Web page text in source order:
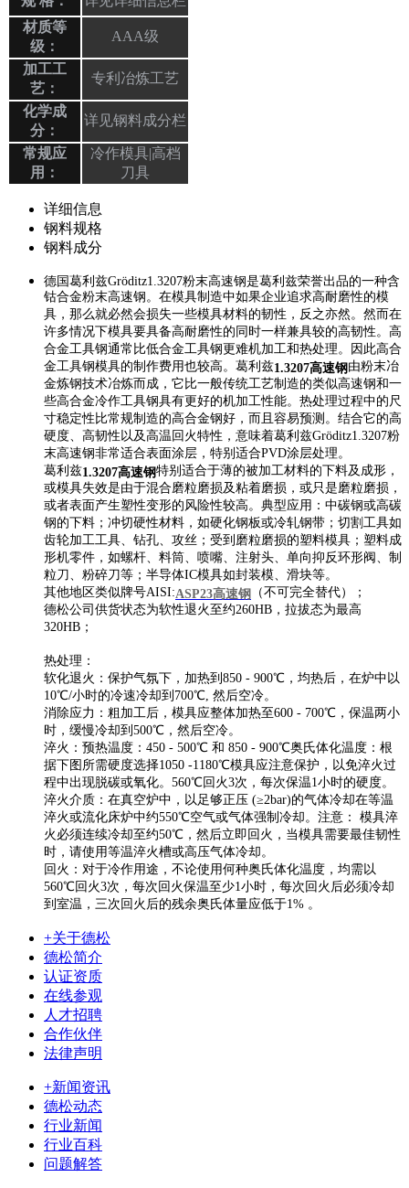
材质等
级：
AAA级
加工工
艺：
专利冶炼工艺
化学成
分：
详见钢料成分栏
常规应
用：
冷作模具|高档
刀具
详细信息
钢料规格
钢料成分
德国葛利兹Gröditz1.3207粉末高速钢是葛利兹荣誉出品的一种含
钴合金粉末高速钢。在模具制造中如果企业追求高耐磨性的模
具，那么就必然会损失一些模具材料的韧性，反之亦然。然而在
许多情况下模具要具备高耐磨性的同时一样兼具较的高韧性。高
合金工具钢通常比低合金工具钢更难机加工和热处理。因此高合
金工具钢模具的制作费用也较高。葛利兹1.3207高速钢 由粉末冶
金炼钢技术冶炼而成，它比一般传统工艺制造的类似高速钢和一
些高合金冷作工具钢具有更好的机加工性能。热处理过程中的尺
寸稳定性比常规制造的高合金钢好，而且容易预测。结合它的高
硬度、高韧性以及高温回火特性，意味着葛利兹Gröditz1.3207粉
末高速钢非常适合表面涂层，特别适合PVD涂层处理。
葛利兹1.3207高速钢特别适合于薄的被加工材料的下料及成形，
或模具失效是由于混合磨粒磨损及粘着磨损，或只是磨粒磨损，
或者表面产生塑性变形的风险性较高。典型应用：中碳钢或高碳
钢的下料；冲切硬性材料，如硬化钢板或冷轧钢带；切割工具如
齿轮加工工具、钻孔、攻丝；受到磨粒磨损的塑料模具；塑料成
形机零件，如螺杆、料筒、喷嘴、注射头、单向抑反环形阀、制
粒刀、粉碎刀等；半导体IC模具如封装模、滑块等。
其他地区类似牌号AISI:ASP23高速钢
（不可完全替代）；
德松公司供货状态为软性退火至约260HB，拉拔态为最高
320HB；
热处理：
软化退火：保护气氛下，加热到850 - 900℃，均热后，在炉中以
10℃/小时的冷速冷却到700℃, 然后空冷。
消除应力：粗加工后，模具应整体加热至600 - 700℃，保温两小
时，缓慢冷却到500℃，然后空冷。
淬火：预热温度：450 - 500℃ 和 850 - 900℃奥氏体化温度：根
据下图所需硬度选择1050 -1180℃模具应注意保护，以免淬火过
程中出现脱碳或氧化。560℃回火3次，每次保温1小时的硬度。
淬火介质：在真空炉中，以足够正压 (≥2bar)的气体冷却在等温
淬火或流化床炉中约550℃空气或气体强制冷却。注意： 模具淬
火必须连续冷却至约50℃，然后立即回火，当模具需要最佳韧性
时，请使用等温淬火槽或高压气体冷却。
回火：对于冷作用途，不论使用何种奥氏体化温度，均需以
560℃回火3次，每次回火保温至少1小时，每次回火后必须冷却
到室温，三次回火后的残余奥氏体量应低于1% 。
+关于德松
德松简介
认证资质
在线参观
人才招聘
合作伙伴
法律声明
+新闻资讯
德松动态
行业新闻
行业百科
问题解答